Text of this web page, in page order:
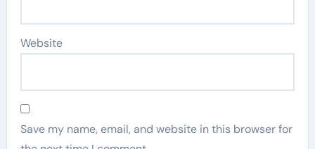
Website
Save my name, email, and website in this browser for